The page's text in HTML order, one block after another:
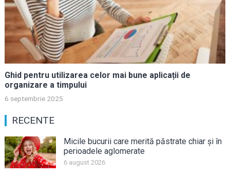
Ghid pentru utilizarea celor mai bune aplicații de
organizare a timpului
6 septembrie 2025
RECENTE
Micile bucurii care merită păstrate chiar și în
perioadele aglomerate
6 august 2026